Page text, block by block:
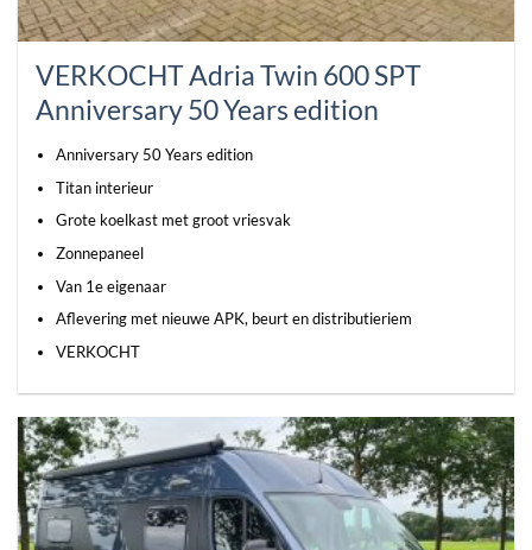
VERKOCHT Adria Twin 600 SPT
Anniversary 50 Years edition
Anniversary 50 Years edition
Titan interieur
Grote koelkast met groot vriesvak
Zonnepaneel
Van 1e eigenaar
Aflevering met nieuwe APK, beurt en distributieriem
VERKOCHT